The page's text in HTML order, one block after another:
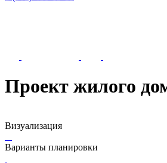
Проект жилого
Визуализация
Варианты планировки